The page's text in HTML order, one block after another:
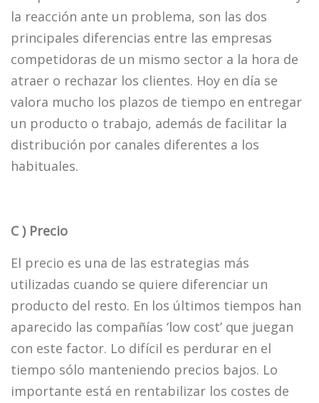
la reacción ante un problema, son las dos
principales diferencias entre las empresas
competidoras de un mismo sector a la hora de
atraer o rechazar los clientes. Hoy en día se
valora mucho los plazos de tiempo en entregar
un producto o trabajo, además de facilitar la
distribución por canales diferentes a los
habituales.
C ) Precio
El precio es una de las estrategias más
utilizadas cuando se quiere diferenciar un
producto del resto. En los últimos tiempos han
aparecido las compañías ‘low cost’ que juegan
con este factor. Lo difícil es perdurar en el
tiempo sólo manteniendo precios bajos. Lo
importante está en rentabilizar los costes de